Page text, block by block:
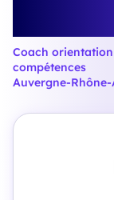
Coach
compétences
Auvergne-Rhône-